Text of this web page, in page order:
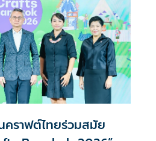
คราฟต์ไทยร่วมสมัย